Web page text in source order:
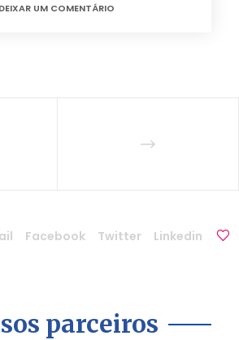
DEIXAR UM COMENTÁRIO
Facebook Twitter Linkedin
parceiros